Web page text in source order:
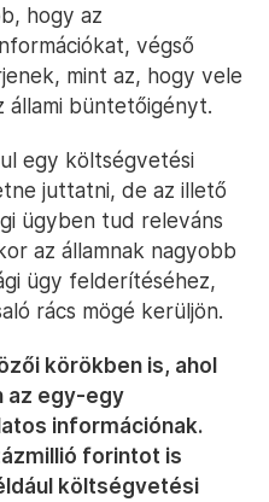
hogy az
végső
mint az, hogy vele
állami büntetőigényt.
egy költségvetési
juttatni, de az illető
ügyben tud releváns
az államnak nagyobb
ügy felderítéséhez,
rács mögé kerüljön.
körökben is, ahol
az egy-egy
információnak.
forintot is
költségvetési